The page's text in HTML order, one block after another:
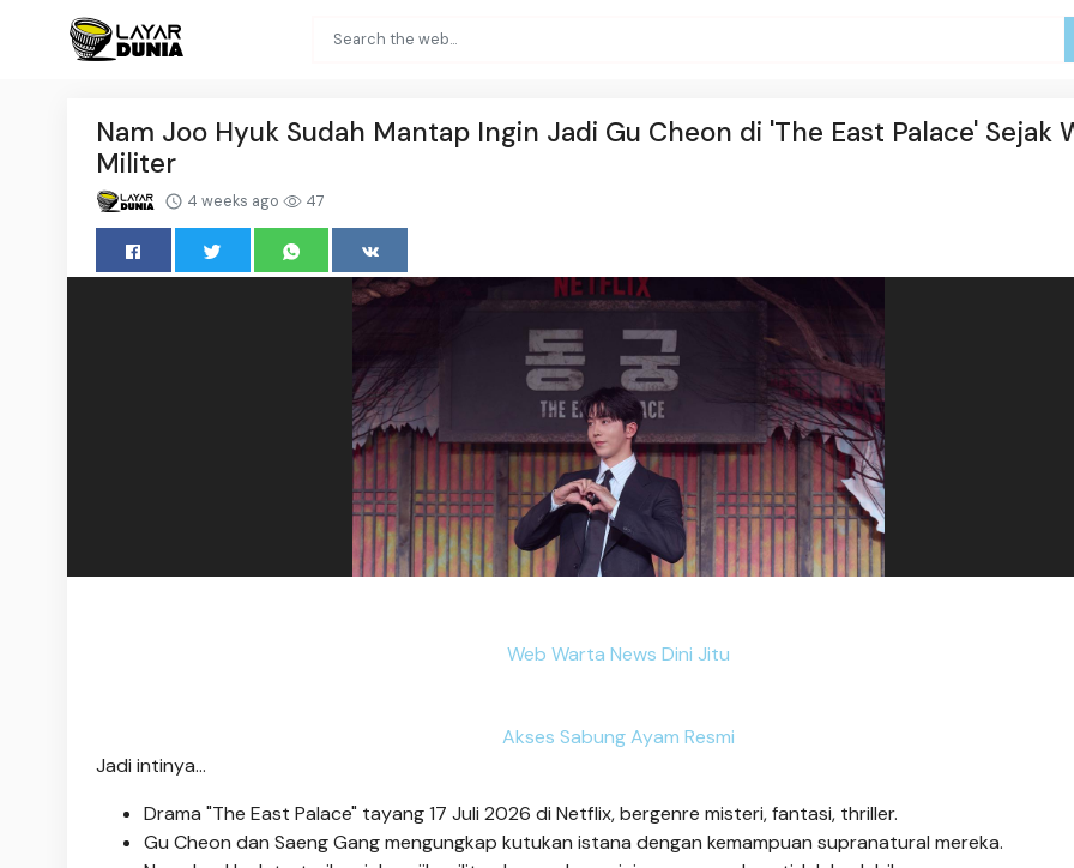
Nam Joo Hyuk Sudah Mantap Ingin Jadi Gu Cheon di 'The East Palace' Sejak
Militer
4 weeks ago 47
Web Warta News Dini Jitu
Akses Sabung Ayam Resmi
Jadi intinya...
Drama "The East Palace" tayang 17 Juli 2026 di Netflix, bergenre misteri, fantasi, thriller.
Gu Cheon dan Saeng Gang mengungkap kutukan istana dengan kemampuan supranatural mereka.